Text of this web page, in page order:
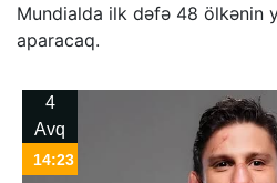
Mundialda ilk dəfə 48 ölkənin
aparacaq.
4
Avq
14:23